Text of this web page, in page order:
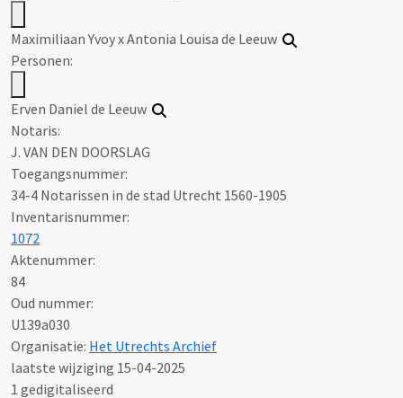
Maximiliaan Yvoy x Antonia Louisa de Leeuw
Personen:
Erven Daniel de Leeuw
Notaris:
J. VAN DEN DOORSLAG
Toegangsnummer:
34-4 Notarissen in de stad Utrecht 1560-1905
Inventarisnummer:
1072
Aktenummer:
84
Oud nummer:
U139a030
Organisatie: Het Utrechts Archief
laatste wijziging 15-04-2025
1 gedigitaliseerd